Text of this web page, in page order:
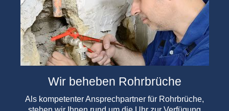
Wir beheben Rohrbrüche
Als kompetenter Ansprechpartner für Rohrbrüche,